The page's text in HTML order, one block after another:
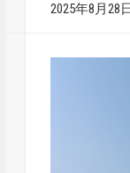
2025年8月28